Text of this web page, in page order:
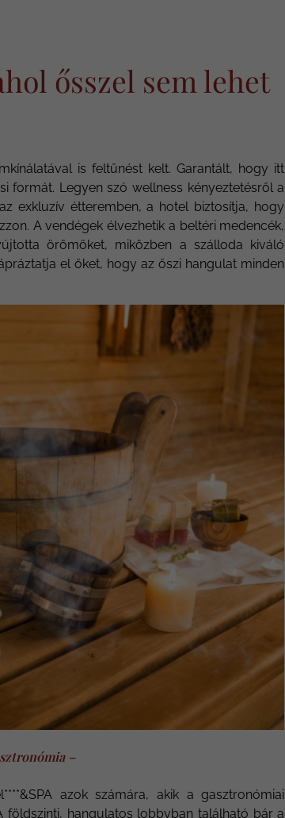
ősszel sem lehet
is feltűnést kelt. Garantált, hogy itt
formát. Legyen szó wellness kényeztetésről a
exkluzív étteremben, a hotel biztosítja, hogy
A vendégek élvezhetik a beltéri medencék,
örömöket, miközben a szálloda kiváló
el őket, hogy az őszi hangulat minden
–
azok számára, akik a gasztronómiai
földszinti, hangulatos lobbyban található bár a